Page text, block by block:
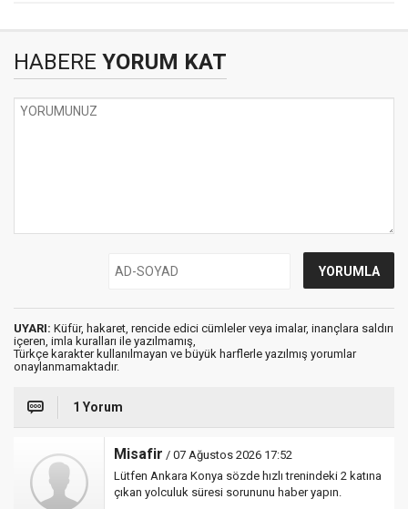
HABERE YORUM KAT
UYARI: Küfür, hakaret, rencide edici cümleler veya imalar, inançlara saldırı
içeren, imla kuralları ile yazılmamış,
Türkçe karakter kullanılmayan ve büyük harflerle yazılmış yorumlar
onaylanmamaktadır.
1 Yorum
Misafir / 07 Ağustos 2026 17:52
Lütfen Ankara Konya sözde hızlı trenindeki 2 katına
çıkan yolculuk süresi sorununu haber yapın.